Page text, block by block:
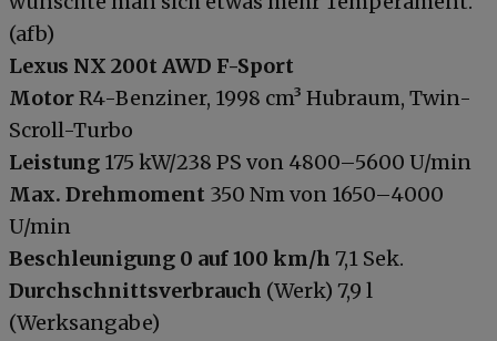
(afb)
Lexus NX 200t AWD F-Sport
MotorR4-Benziner, 1998 cm³ Hubraum, Twin-
Scroll-Turbo
Leistung 175 kW/238 PS von 4800–5600 U/min
Max. Drehmoment 350 Nm von 1650–4000
U/min
Beschleunigung 0 auf 100 km/h 7,1 Sek.
Durchschnittsverbrauch (Werk) 7,9 l
(Werksangabe)